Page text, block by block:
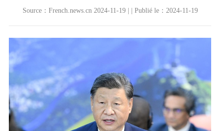
Source：French.news.cn 2024-11-19 | | Publié le：2024-11-19